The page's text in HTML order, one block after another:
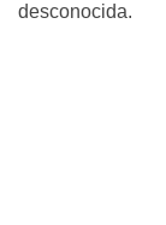
desconocida.